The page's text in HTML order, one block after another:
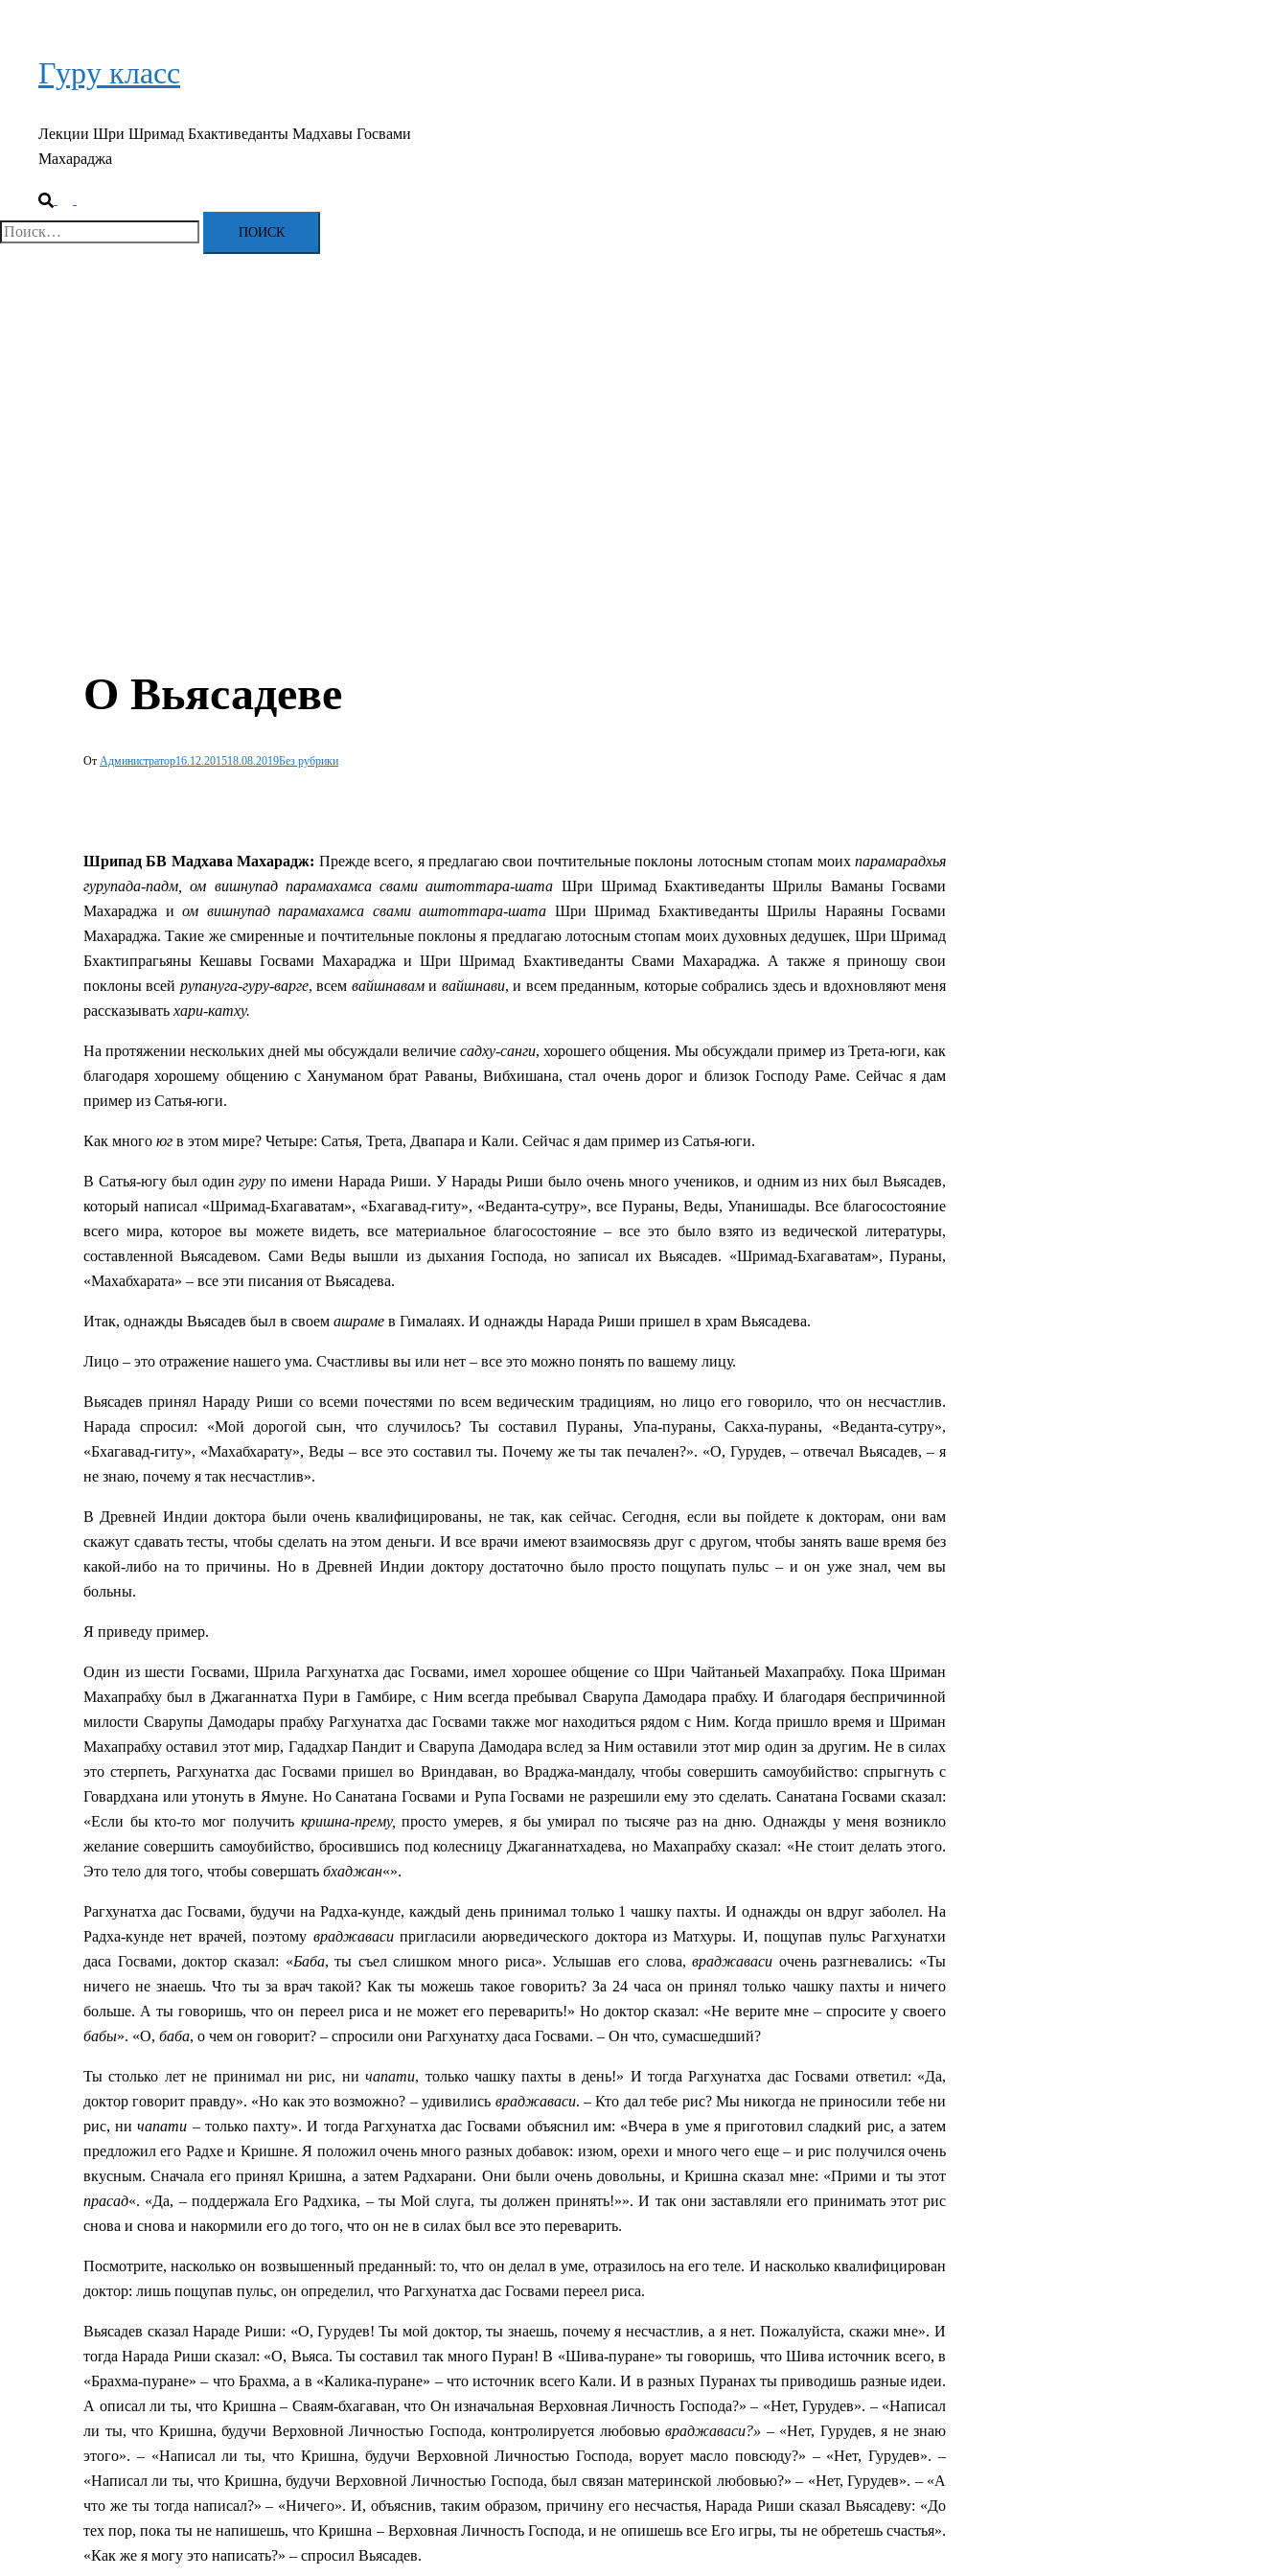
Гуру класс
Лекции Шри Шримад Бхактиведанты Мадхавы Госвами
Махараджа
Поиск
меню
Найти:
О Вьясадеве
От Администратор16.12.201518.08.2019Без рубрики
Шрипад БВ Мадхава Махарадж: Прежде всего, я предлагаю свои почтительные поклоны лотосным стопам моихпарамарадхья
гурупада-падм, ом вишнупад парамахамса свами аштоттара-шата Шри Шримад Бхактиведанты Шрилы Ваманы Госвами
Махараджа и ом вишнупад парамахамса свами аштоттара-шата Шри Шримад Бхактиведанты Шрилы Нараяны Госвами
Махараджа. Такие же смиренные и почтительные поклоны я предлагаю лотосным стопам моих духовных дедушек, Шри Шримад
Бхактипрагьяны Кешавы Госвами Махараджа и Шри Шримад Бхактиведанты Свами Махараджа. А также я приношу свои
поклоны всей рупануга-гуру-варге, всем вайшнавами вайшнави, и всем преданным, которые собрались здесь и вдохновляют меня
рассказывать хари-катху.
На протяжении нескольких дней мы обсуждали величие садху-санги, хорошего общения. Мы обсуждали пример из Трета-юги, как
благодаря хорошему общению с Хануманом брат Раваны, Вибхишана, стал очень дорог и близок Господу Раме. Сейчас я дам
пример из Сатья-юги.
Как много юг в этом мире? Четыре: Сатья, Трета, Двапара и Кали. Сейчас я дам пример из Сатья-юги.
В Сатья-югу был одингурупо имени Нарада Риши. У Нарады Риши было очень много учеников, и одним из них был Вьясадев,
который написал «Шримад-Бхагаватам», «Бхагавад-гиту», «Веданта-сутру», все Пураны, Веды, Упанишады. Все благосостояние
всего мира, которое вы можете видеть, все материальное благосостояние – все это было взято из ведической литературы,
составленной Вьясадевом. Сами Веды вышли из дыхания Господа, но записал их Вьясадев. «Шримад-Бхагаватам», Пураны,
«Махабхарата» – все эти писания от Вьясадева.
Итак, однажды Вьясадев был в своем ашраме в Гималаях. И однажды Нарада Риши пришел в храм Вьясадева.
Лицо – это отражение нашего ума. Счастливы вы или нет – все это можно понять по вашему лицу.
Вьясадев принял Нараду Риши со всеми почестями по всем ведическим традициям, но лицо его говорило, что он несчастлив.
Нарада спросил: «Мой дорогой сын, что случилось? Ты составил Пураны, Упа-пураны, Сакха-пураны, «Веданта-сутру»,
«Бхагавад-гиту», «Махабхарату», Веды – все это составил ты. Почему же ты так печален?». «О, Гурудев, – отвечал Вьясадев, – я
не знаю, почему я так несчастлив».
В Древней Индии доктора были очень квалифицированы, не так, как сейчас. Сегодня, если вы пойдете к докторам, они вам
скажут сдавать тесты, чтобы сделать на этом деньги. И все врачи имеют взаимосвязь друг с другом, чтобы занять ваше время без
какой-либо на то причины. Но в Древней Индии доктору достаточно было просто пощупать пульс – и он уже знал, чем вы
больны.
Я приведу пример.
Один из шести Госвами, Шрила Рагхунатха дас Госвами, имел хорошее общение со Шри Чайтаньей Махапрабху. Пока Шриман
Махапрабху был в Джаганнатха Пури в Гамбире, с Ним всегда пребывал Сварупа Дамодара прабху. И благодаря беспричинной
милости Сварупы Дамодары прабху Рагхунатха дас Госвами также мог находиться рядом с Ним. Когда пришло время и Шриман
Махапрабху оставил этот мир, Гададхар Пандит и Сварупа Дамодара вслед за Ним оставили этот мир один за другим. Не в силах
это стерпеть, Рагхунатха дас Госвами пришел во Вриндаван, во Враджа-мандалу, чтобы совершить самоубийство: спрыгнуть с
Говардхана или утонуть в Ямуне. Но Санатана Госвами и Рупа Госвами не разрешили ему это сделать. Санатана Госвами сказал:
«Если бы кто-то мог получить кришна-прему, просто умерев, я бы умирал по тысяче раз на дню. Однажды у меня возникло
желание совершить самоубийство, бросившись под колесницу Джаганнатхадева, но Махапрабху сказал: «Не стоит делать этого.
Это тело для того, чтобы совершать бхаджан«».
Рагхунатха дас Госвами, будучи на Радха-кунде, каждый день принимал только 1 чашку пахты. И однажды он вдруг заболел. На
Радха-кунде нет врачей, поэтому враджаваси пригласили аюрведического доктора из Матхуры. И, пощупав пульс Рагхунатхи
даса Госвами, доктор сказал: «Баба, ты съел слишком много риса». Услышав его слова,враджаваси очень разгневались: «Ты
ничего не знаешь. Что ты за врач такой? Как ты можешь такое говорить? За 24 часа он принял только чашку пахты и ничего
больше. А ты говоришь, что он переел риса и не может его переварить!» Но доктор сказал: «Не верите мне – спросите у своего
бабы». «О, баба, о чем он говорит? – спросили они Рагхунатху даса Госвами. – Он что, сумасшедший?
Ты столько лет не принимал ни рис, ничапати, только чашку пахты в день!» И тогда Рагхунатха дас Госвами ответил: «Да,
доктор говорит правду». «Но как это возможно? – удивились враджаваси. – Кто дал тебе рис? Мы никогда не приносили тебе ни
рис, ничапати – только пахту». И тогда Рагхунатха дас Госвами объяснил им: «Вчера в уме я приготовил сладкий рис, а затем
предложил его Радхе и Кришне. Я положил очень много разных добавок: изюм, орехи и много чего еще – и рис получился очень
вкусным. Сначала его принял Кришна, а затем Радхарани. Они были очень довольны, и Кришна сказал мне: «Прими и ты этот
прасад«. «Да, – поддержала Его Радхика, – ты Мой слуга, ты должен принять!»». И так они заставляли его принимать этот рис
снова и снова и накормили его до того, что он не в силах был все это переварить.
Посмотрите, насколько он возвышенный преданный: то, что он делал в уме, отразилось на его теле. И насколько квалифицирован
доктор: лишь пощупав пульс, он определил, что Рагхунатха дас Госвами переел риса.
Вьясадев сказал Нараде Риши: «О, Гурудев! Ты мой доктор, ты знаешь, почему я несчастлив, а я нет. Пожалуйста, скажи мне». И
тогда Нарада Риши сказал: «О, Вьяса. Ты составил так много Пуран! В «Шива-пуране» ты говоришь, что Шива источник всего, в
«Брахма-пуране» – что Брахма, а в «Калика-пуране» – что источник всего Кали. И в разных Пуранах ты приводишь разные идеи.
А описал ли ты, что Кришна – Сваям-бхагаван, что Он изначальная Верховная Личность Господа?» – «Нет, Гурудев». – «Написал
ли ты, что Кришна, будучи Верховной Личностью Господа, контролируется любовью враджаваси?» – «Нет, Гурудев, я не знаю
этого». – «Написал ли ты, что Кришна, будучи Верховной Личностью Господа, ворует масло повсюду?» – «Нет, Гурудев». –
«Написал ли ты, что Кришна, будучи Верховной Личностью Господа, был связан материнской любовью?» – «Нет, Гурудев». – «А
что же ты тогда написал?» – «Ничего». И, объяснив, таким образом, причину его несчастья, Нарада Риши сказал Вьясадеву: «До
тех пор, пока ты не напишешь, что Кришна – Верховная Личность Господа, и не опишешь все Его игры, ты не обретешь счастья».
«Как же я могу это написать?» – спросил Вьясадев.